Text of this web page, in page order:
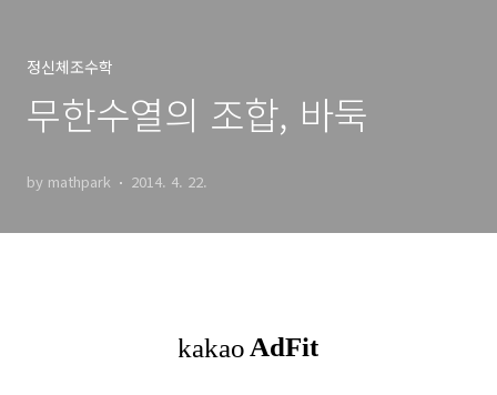
정신체조수학
무한수열의 조합, 바둑
by mathpark 2014. 4. 22.